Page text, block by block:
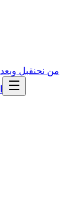
من نحنقبل وبعد